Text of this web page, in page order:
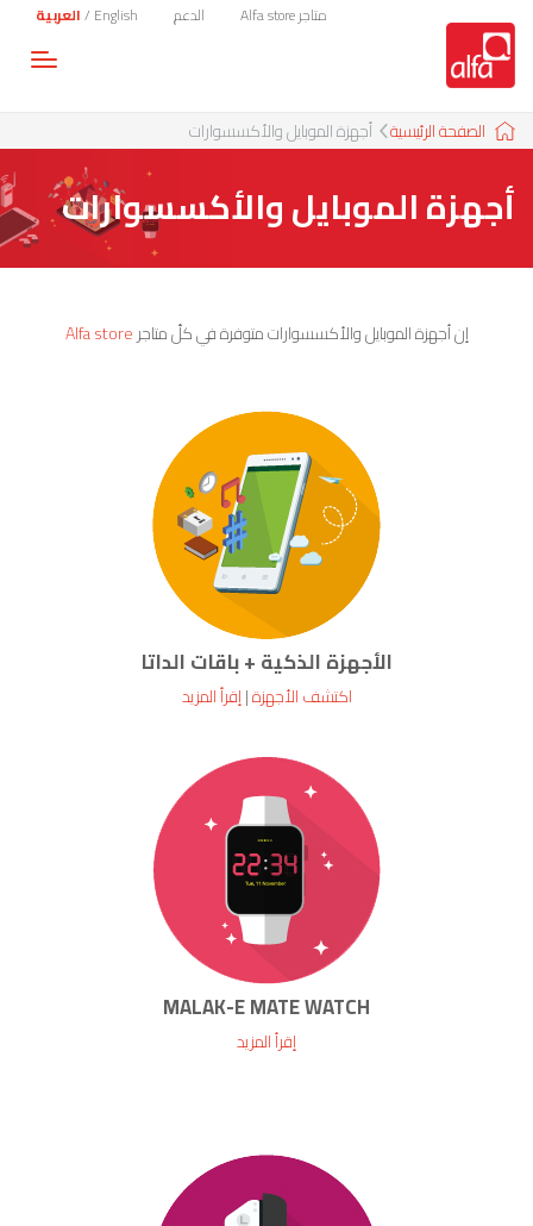
English
/العربية الدعم متاجر Alfa store
الصفحة الرئيسية أجهزة الموبايل والأكسسوارات
أجهزة الموبايل والأكسسوارات
إن أجهزة الموبايل والأكسسوارات متوفرة في كلّ متاجرAlfa store
الأجهزة الذكية + باقات الداتا
اكتشف الأجهزة|إقرأ المزيد
MALAK-E MATE WATCH
إقرأ المزيد